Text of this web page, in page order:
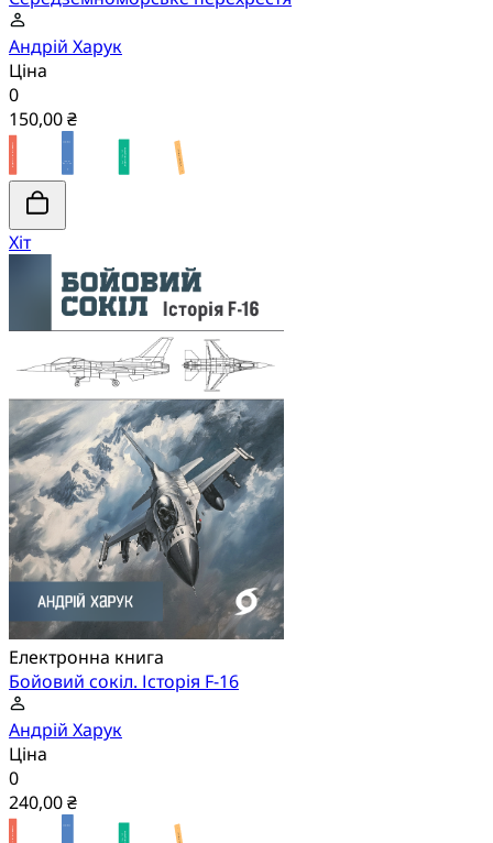
Андрій Харук
Ціна
0
150,00 ₴
Хіт
Електронна книга
Бойовий сокіл. Історія F-16
Андрій Харук
Ціна
0
240,00 ₴